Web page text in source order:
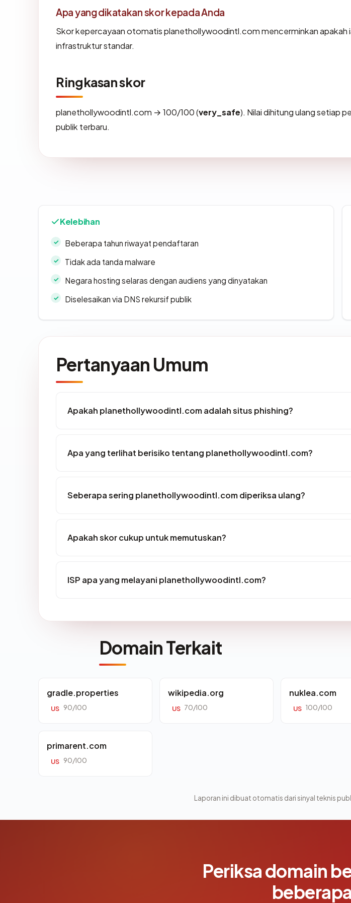
Apa yang dikatakan skor kepada Anda
Skor kepercayaan otomatis planethollywoodintl.com mencerminkan apakah
infrastruktur standar.
Ringkasan skor
planethollywoodintl.com → 100/100 (very_safe). Nilai dihitung ulang setiap
publik terbaru.
Kelebihan
Beberapa tahun riwayat pendaftaran
Tidak ada tanda malware
Negara hosting selaras dengan audiens yang dinyatakan
Diselesaikan via DNS rekursif publik
Pertanyaan Umum
Apakah planethollywoodintl.com adalah situs phishing?
Apa yang terlihat berisiko tentang planethollywoodintl.com?
Seberapa sering planethollywoodintl.com diperiksa ulang?
Apakah skor cukup untuk memutuskan?
ISP apa yang melayani planethollywoodintl.com?
Domain Terkait
gradle.properties
US 90/100
wikipedia.org
US 70/100
nuklea.com
US 100/100
primarent.com
US 90/100
Laporan ini dibuat otomatis dari sinyal teknis
Periksa domain